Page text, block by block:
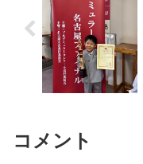
コメント